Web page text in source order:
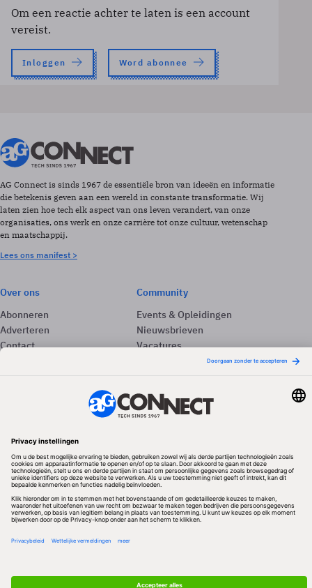
Om een reactie achter te laten is een account
vereist.
Inloggen Word abonnee
AG Connect is sinds 1967 de essentiële bron van ideeën en informatie
die betekenis geven aan een wereld in constante transformatie. Wij
laten zien hoe tech elk aspect van ons leven verandert, van onze
organisaties, ons werk en onze carrière tot onze cultuur, wetenschap
en maatschappij.
Lees ons manifest >
Over ons
Abonneren
Adverteren
Contact
Community
Events & Opleidingen
Nieuwsbrieven
Vacatures
Redactionele partner